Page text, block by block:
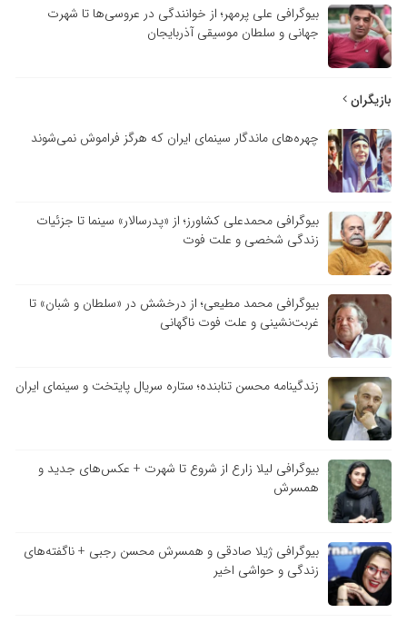
بیوگرافی علی پرمهر؛ از خوانندگی در عروسی‌ها تا شهرت
جهانی و سلطان موسیقی آذربایجان
بازیگران
چهره‌های ماندگار سینمای ایران که هرگز فراموش نمی‌شوند
بیوگرافی محمدعلی کشاورز؛ از «پدرسالار» سینما تا جزئیات
زندگی شخصی و علت فوت
بیوگرافی محمد مطیعی؛ از درخشش در «سلطان و شبان» تا
غربت‌نشینی و علت فوت ناگهانی
زندگینامه محسن تنابنده؛ ستاره سریال پایتخت و سینمای ایران
بیوگرافی لیلا زارع از شروع تا شهرت + عکس‌های جدید و
همسرش
بیوگرافی ژیلا صادقی و همسرش محسن رجبی + ناگفته‌های
زندگی و حواشی اخیر